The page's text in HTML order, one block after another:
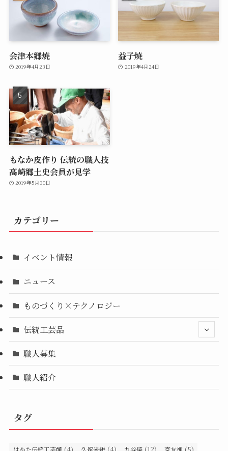
会津本郷焼
2019年4月23日
益子焼
2019年4月24日
もなか皮作り 伝統の職人技
高崎郷土史会員が見学
2019年5月30日
カテゴリー
イベント情報
ニュース
ものづくり×テクノロジー
伝統工芸品
職人募集
職人紹介
タグ